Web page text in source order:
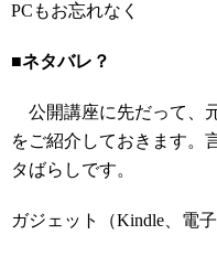
PCもお忘れなく
■ネタバレ？
公開講座に先だって、
をご紹介しておきます。
タばらしです。
ガジェット（Kindle、電